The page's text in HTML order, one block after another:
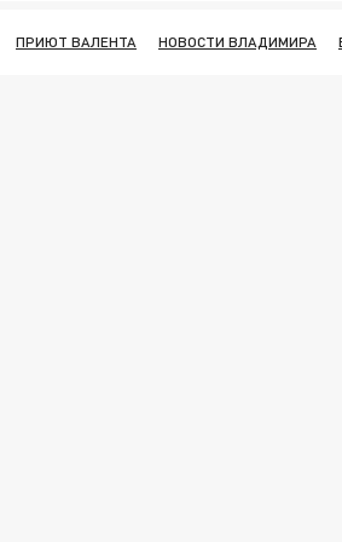
ПРИЮТ ВАЛЕНТА НОВОСТИ ВЛАДИМИРА